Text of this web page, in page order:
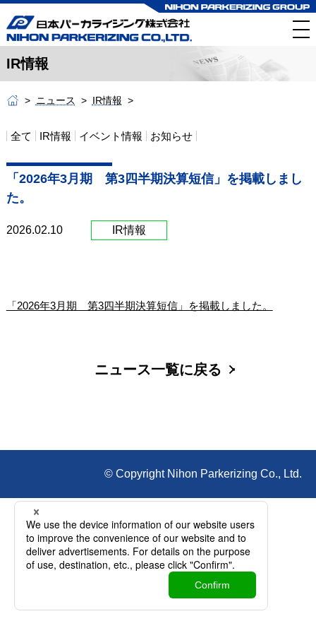
IR情報
ニュース IR情報
全て IR情報 イベント情報 お知らせ
「2026年3月期 第3四半期決算短信」を掲載しまし
た。
2026.02.10 IR情報
「2026年3月期 第3四半期決算短信」を掲載しました。
ニュース一覧に戻る
© Copyright Nihon Parkerizing Co., Ltd.